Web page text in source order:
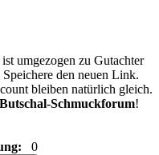
ist umgezogen zu Gutachter
Speichere den neuen Link.
bleiben natürlich gleich.
Butschal-Schmuckforum!
0